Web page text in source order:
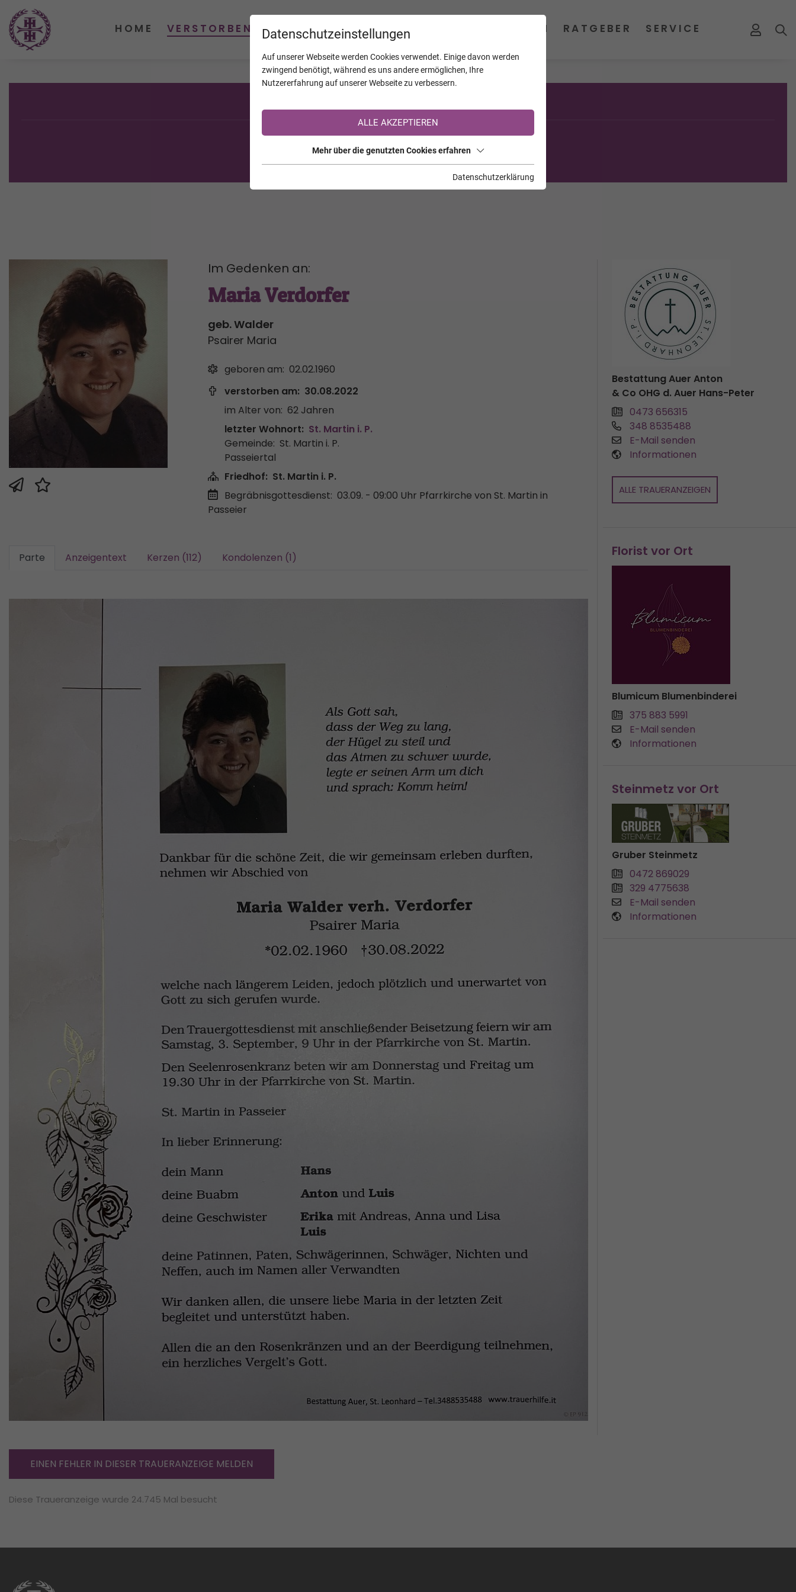
Sie sind noch nicht auf TrauerHilfe.it registriert?
>> zur kostenlosen Registrierung <<
Im Gedenken an:
Maria Verdorfer
geb. Walder
Psairer Maria
geboren am: 02.02.1960
verstorben am: 30.08.2022
im Alter von: 62 Jahren
letzter Wohnort: St. Martin i. P.
Gemeinde: St. Martin i. P.
Passeiertal
Friedhof: St. Martin i. P.
Begräbnisgottesdienst: 03.09. - 09:00 Uhr Pfarrkirche von St. Martin in
Passeier
Parte Anzeigentext Kerzen (112) Kondolenzen (1)
Bestattung Auer Anton
& Co OHG d. Auer Hans-Peter
0473 656315
348 8535488
E-Mail senden
Informationen
ALLE TRAUERANZEIGEN
Florist vor Ort
Blumicum Blumenbinderei
375 883 5991
E-Mail senden
Informationen
Steinmetz vor Ort
Gruber Steinmetz
0472 869029
329 4775638
E-Mail senden
Informationen
EINEN FEHLER IN DIESER TRAUERANZEIGE MELDEN
Diese Traueranzeige wurde 24.745 Mal besucht
Datenschutzeinstellungen
Auf unserer Webseite werden Cookies verwendet. Einige davon werden
zwingend benötigt, während es uns andere ermöglichen, Ihre
Nutzererfahrung auf unserer Webseite zu verbessern.
ALLE AKZEPTIEREN
Mehr über die genutzten Cookies erfahren
Datenschutzerklärung
HOME VERSTORBENE KALENDER JAHRESTAGE UNTERNEHMEN RATGEBER SERVICE